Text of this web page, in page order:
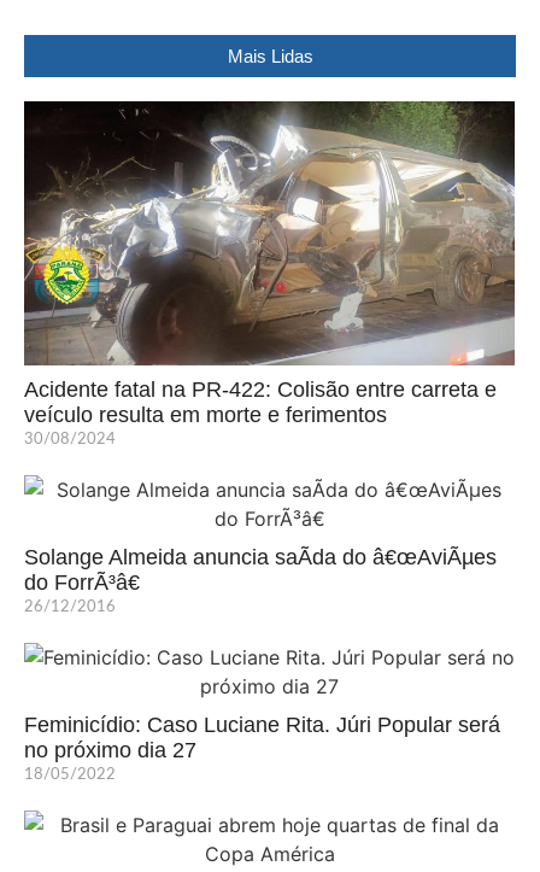
Mais Lidas
Acidente fatal na PR-422: Colisão entre carreta e
veículo resulta em morte e ferimentos
30/08/2024
Solange Almeida anuncia saÃ­da do â€œAviÃµes
do ForrÃ³â€
26/12/2016
Feminicídio: Caso Luciane Rita. Júri Popular será
no próximo dia 27
18/05/2022